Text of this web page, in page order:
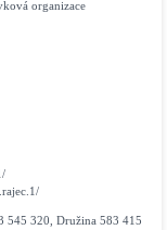
organizace
545 320, Družina 583 415